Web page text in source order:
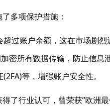
多项保护措施：
过账户余额，这在市场剧烈
密所有数据传输，防止信息泄
等，增强账户安全性。
了行业认可，曾荣获”欧洲